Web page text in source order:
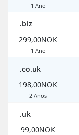
1 Ano
.biz
299,00NOK
1 Ano
.co.uk
198,00NOK
2 Anos
.uk
99,00NOK